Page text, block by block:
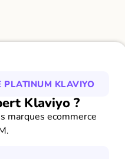
PLATINUM KLAVIYO
Klaviyo ?
marques ecommerce